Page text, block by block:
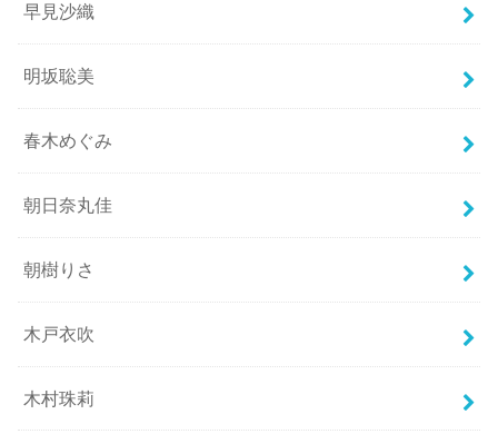
早見沙織
明坂聡美
春木めぐみ
朝日奈丸佳
朝樹りさ
木戸衣吹
木村珠莉